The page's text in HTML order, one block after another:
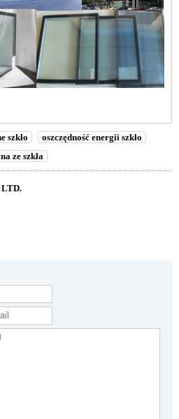
szkło
oszczędność energii szkło
ze szkła
LTD.